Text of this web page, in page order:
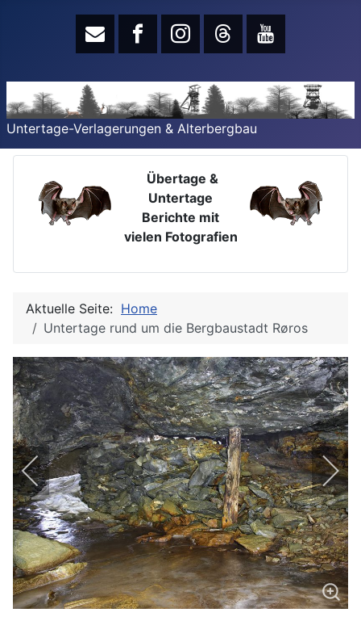
Untertage-Verlagerungen & Alterbergbau
Übertage &
Untertage
Berichte mit
vielen Fotografien
Aktuelle Seite: Home
Untertage rund um die Bergbaustadt Røros